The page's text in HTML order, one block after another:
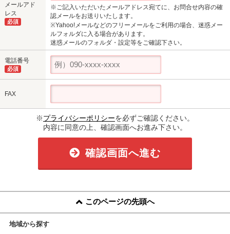
メールアド
レス
必須
※ご記入いただいたメールアドレス宛てに、お問合せ内容の確
認メールをお送りいたします。
※Yahoo!メールなどのフリーメールをご利用の場合、迷惑メー
ルフォルダに入る場合があります。
迷惑メールのフォルダ・設定等をご確認下さい。
電話番号
必須
FAX
※プライバシーポリシーを必ずご確認ください。
内容に同意の上、確認画面へお進み下さい。
確認画面へ進む
このページの先頭へ
地域から探す